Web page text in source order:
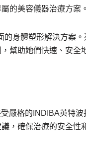
的美容儀器治療方案
身體塑形解決方案
幫助她們快速、安全
嚴格的INDIBA英特
，確保治療的安全性